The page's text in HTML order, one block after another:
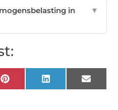
in
▼
Pinterest LinkedIn Email